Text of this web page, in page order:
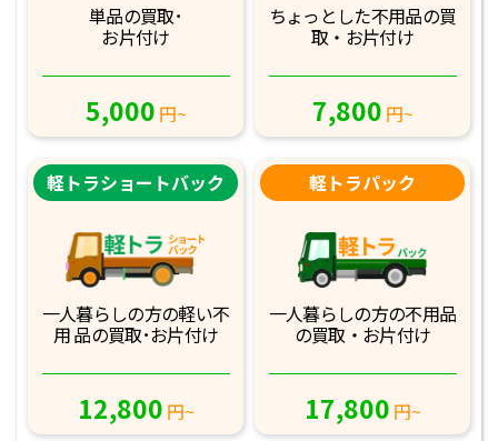
単品の買取･
お片付け
5,000 円~
ちょっとした不用品の買
取・お片付け
7,800 円~
軽トラショートバック
一人暮らしの方の軽い不
用 品の買取･お片付け
12,800 円~
軽トラパック
一人暮らしの方の不用品
の買取・お片付け
17,800 円~